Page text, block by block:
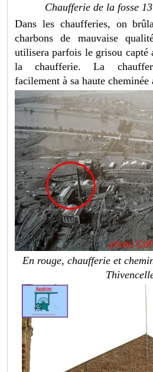
Chaufferie de la fosse
Dans les chaufferies, on
charbons de mauvaise
utilisera parfois le grisou capté
la chaufferie. La
facilement à sa haute cheminée
En rouge, chaufferie et